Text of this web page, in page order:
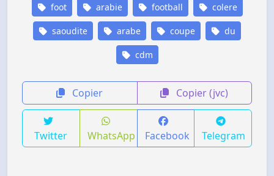
foot arabie football colere
saoudite arabe coupe du
cdm
Copier Copier (jvc)
Twitter WhatsApp Facebook Telegram